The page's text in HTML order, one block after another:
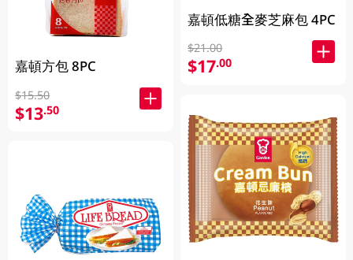
嘉頓方包 8PC
$15.50
$13.50
嘉頓低糖全麥芝麻包 4PC
$21.00
$17.00